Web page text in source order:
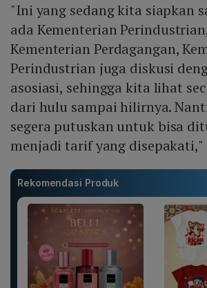
"Ini yang sedang kita siapkan
ada Kementerian
Kementerian Perdagangan,
Perindustrian juga diskusi
asosiasi, sehingga kita lihat
dari hulu sampai hilirnya.
segera putuskan untuk bisa
menjadi tarif yang disepakati,"
Rekomendasi Produk